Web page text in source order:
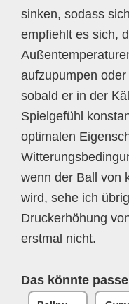
sinken, sodass
empfiehlt es sich,
aufzupumpen
sobald er in der
Spielgefühl
optimalen
wenn der Ball von
wird, sehe ich
Druckerhöhung
erstmal nicht.
Das könnte